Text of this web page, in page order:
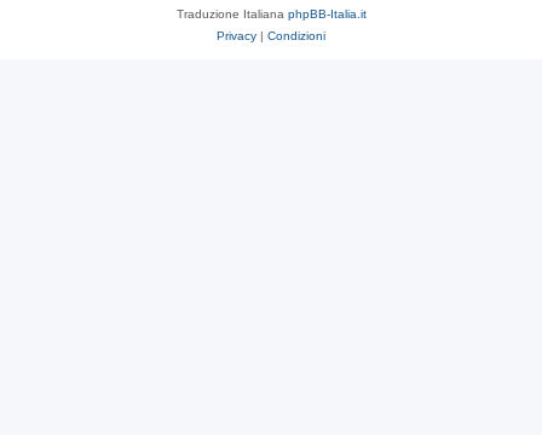
Traduzione Italiana phpBB-Italia.it
Privacy | Condizioni